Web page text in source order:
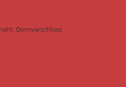
Dornverschluss